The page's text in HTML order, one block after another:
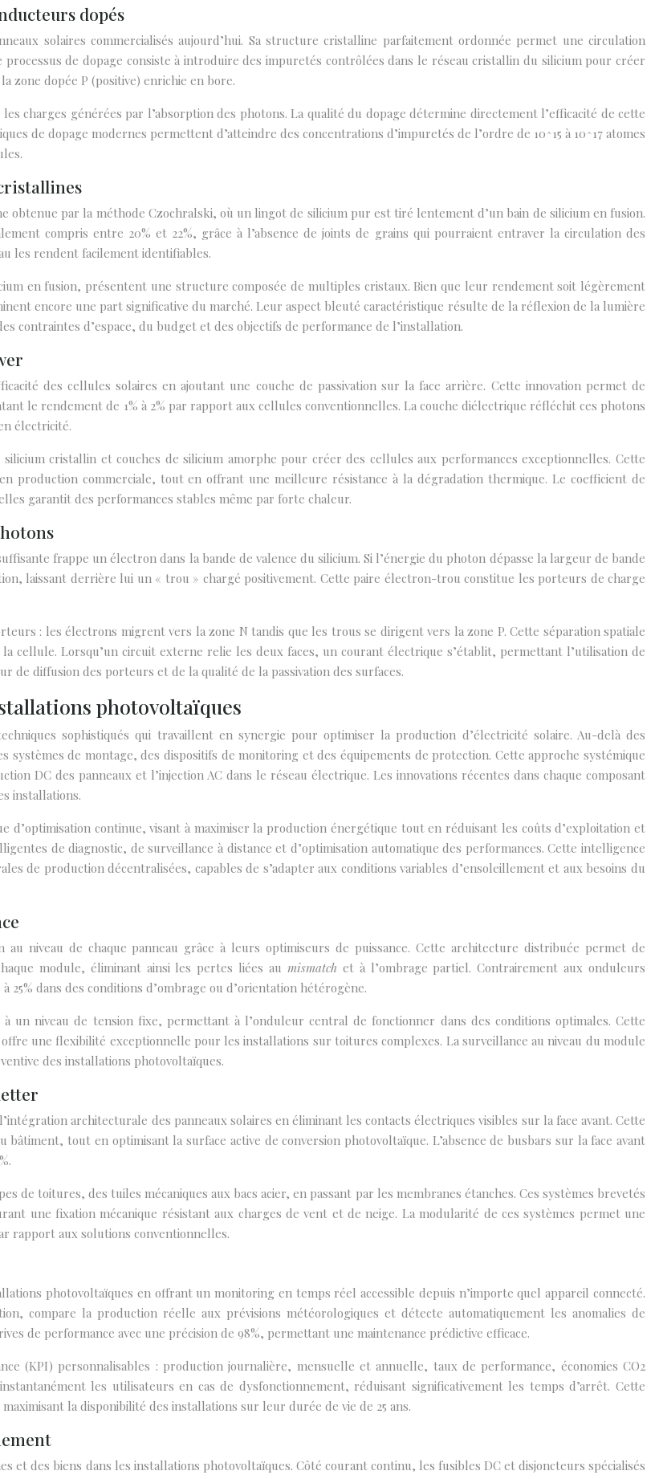
dopés
solaires commercialisés aujourd’hui. Sa structure cristalline parfaitement ordonnée permet une circulation
de dopage consiste à introduire des impuretés contrôlées dans le réseau cristallin du silicium pour créer
zone dopée P (positive) enrichie en bore.
charges générées par l’absorption des photons. La qualité du dopage détermine directement l’efficacité de cette
de dopage modernes permettent d’atteindre des concentrations d’impuretés de l’ordre de 10^15 à 10^17 atomes
par la méthode Czochralski, où un lingot de silicium pur est tiré lentement d’un bain de silicium en fusion.
compris entre 20% et 22%, grâce à l’absence de joints de grains qui pourraient entraver la circulation des
les rendent facilement identifiables.
en fusion, présentent une structure composée de multiples cristaux. Bien que leur rendement soit légèrement
encore une part significative du marché. Leur aspect bleuté caractéristique résulte de la réflexion de la lumière
contraintes d’espace, du budget et des objectifs de performance de l’installation.
des cellules solaires en ajoutant une couche de passivation sur la face arrière. Cette innovation permet de
le rendement de 1% à 2% par rapport aux cellules conventionnelles. La couche diélectrique réfléchit ces photons
électricité.
cristallin et couches de silicium amorphe pour créer des cellules aux performances exceptionnelles. Cette
production commerciale, tout en offrant une meilleure résistance à la dégradation thermique. Le coefficient de
garantit des performances stables même par forte chaleur.
frappe un électron dans la bande de valence du silicium. Si l’énergie du photon dépasse la largeur de bande
laissant derrière lui un « trou » chargé positivement. Cette paire électron-trou constitue les porteurs de charge
: les électrons migrent vers la zone N tandis que les trous se dirigent vers la zone P. Cette séparation spatiale
cellule. Lorsqu’un circuit externe relie les deux faces, un courant électrique s’établit, permettant l’utilisation de
de diffusion des porteurs et de la qualité de la passivation des surfaces.
photovoltaïques
sophistiqués qui travaillent en synergie pour optimiser la production d’électricité solaire. Au-delà des
de montage, des dispositifs de monitoring et des équipements de protection. Cette approche systémique
DC des panneaux et l’injection AC dans le réseau électrique. Les innovations récentes dans chaque composant
installations.
d’optimisation continue, visant à maximiser la production énergétique tout en réduisant les coûts d’exploitation et
de diagnostic, de surveillance à distance et d’optimisation automatique des performances. Cette intelligence
de production décentralisées, capables de s’adapter aux conditions variables d’ensoleillement et aux besoins du
niveau de chaque panneau grâce à leurs optimiseurs de puissance. Cette architecture distribuée permet de
module, éliminant ainsi les pertes liées au mismatch et à l’ombrage partiel. Contrairement aux onduleurs
dans des conditions d’ombrage ou d’orientation hétérogène.
un niveau de tension fixe, permettant à l’onduleur central de fonctionner dans des conditions optimales. Cette
une flexibilité exceptionnelle pour les installations sur toitures complexes. La surveillance au niveau du module
des installations photovoltaïques.
architecturale des panneaux solaires en éliminant les contacts électriques visibles sur la face avant. Cette
tout en optimisant la surface active de conversion photovoltaïque. L’absence de busbars sur la face avant
de toitures, des tuiles mécaniques aux bacs acier, en passant par les membranes étanches. Ces systèmes brevetés
une fixation mécanique résistant aux charges de vent et de neige. La modularité de ces systèmes permet une
rapport aux solutions conventionnelles.
photovoltaïques en offrant un monitoring en temps réel accessible depuis n’importe quel appareil connecté.
compare la production réelle aux prévisions météorologiques et détecte automatiquement les anomalies de
de performance avec une précision de 98%, permettant une maintenance prédictive efficace.
(KPI) personnalisables : production journalière, mensuelle et annuelle, taux de performance, économies CO2
les utilisateurs en cas de dysfonctionnement, réduisant significativement les temps d’arrêt. Cette
la disponibilité des installations sur leur durée de vie de 25 ans.
et des biens dans les installations photovoltaïques. Côté courant continu, les fusibles DC et disjoncteurs spécialisés